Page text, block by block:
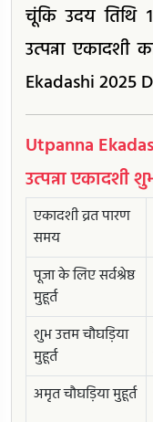
चूंकि उदय तिथि
उत्पन्ना एकादशी
Ekadashi 2025
Utpanna
उत्पन्ना एकादशी
एकादशी व्रत पारण
समय
पूजा के लिए सर्वश्रेष्ठ
मुहूर्त
शुभ उत्तम चौघड़िया
मुहूर्त
अमृत चौघड़िया मुहूर्त